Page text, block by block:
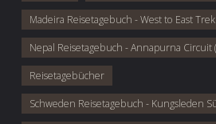
Madeira Reisetagebuch - West to East
Nepal Reisetagebuch - Annapurna Circuit
Reisetagebücher
Schweden Reisetagebuch - Kungsleden